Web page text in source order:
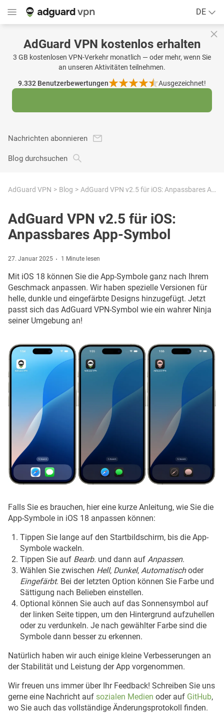
DE
AdGuard VPN kostenlos erhalten
3 GB kostenlosen VPN-Verkehr monatlich — oder mehr, wenn Sie
an unseren Aktivitäten teilnehmen.
9.332 Benutzerbewertungen Ausgezeichnet!
Nachrichten abonnieren
Blog durchsuchen
AdGuard VPN Blog AdGuard VPN v2.5 für iOS: Anpassbares App-Symbol
AdGuard VPN v2.5 für iOS:
Anpassbares App-Symbol
27. Januar 2025 1 Minute lesen
Mit iOS 18 können Sie die App-Symbole ganz nach Ihrem
Geschmack anpassen. Wir haben spezielle Versionen für
helle, dunkle und eingefärbte Designs hinzugefügt. Jetzt
passt sich das AdGuard VPN-Symbol wie ein wahrer Ninja
seiner Umgebung an!
Falls Sie es brauchen, hier eine kurze Anleitung, wie Sie die
App-Symbole in iOS 18 anpassen können:
Tippen Sie lange auf den Startbildschirm, bis die App-
Symbole wackeln.
Tippen Sie auf Bearb. und dann auf Anpassen.
Wählen Sie zwischen Hell, Dunkel, Automatischoder
Eingefärbt. Bei der letzten Option können Sie Farbe und
Sättigung nach Belieben einstellen.
Optional können Sie auch auf das Sonnensymbol auf
der linken Seite tippen, um den Hintergrund aufzuhellen
oder zu verdunkeln. Je nach gewählter Farbe sind die
Symbole dann besser zu erkennen.
Natürlich haben wir auch einige kleine Verbesserungen an
der Stabilität und Leistung der App vorgenommen.
Wir freuen uns immer über Ihr Feedback! Schreiben Sie uns
gerne eine Nachricht auf sozialen Medien oder auf GitHub,
wo Sie auch das vollständige Änderungsprotokoll finden.